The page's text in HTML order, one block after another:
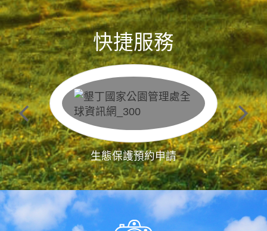
快捷服務
生態保護預約申請